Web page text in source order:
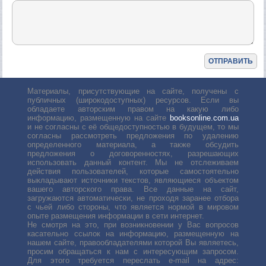
Материалы, присутствующие на сайте, получены с
публичных (широкодоступных) ресурсов. Если вы
обладаете авторским правом на какую либо
информацию, размещенную на сайте booksonline.com.ua
и не согласны с её общедоступностью в будущем, то мы
согласны рассмотреть предложения по удалению
определенного материала, а также обсудить
предложения о договоренностях, разрешающих
использовать данный контент. Мы не отслеживаем
действия пользователей, которые самостоятельно
выкладывают источники текстов, являющиеся объектом
вашего авторского права. Все данные на сайт,
загружаются автоматически, не проходя заранее отбора
с чьей либо стороны, что является нормой в мировом
опыте размещения информации в сети интернет.
Не смотря на это, при возникновении у Вас вопросов
касательно ссылок на информацию, размещенную на
нашем сайте, правообладателями которой Вы являетесь,
просим обращаться к нам с интересующим запросом.
Для этого требуется переслать е-mail на адрес: